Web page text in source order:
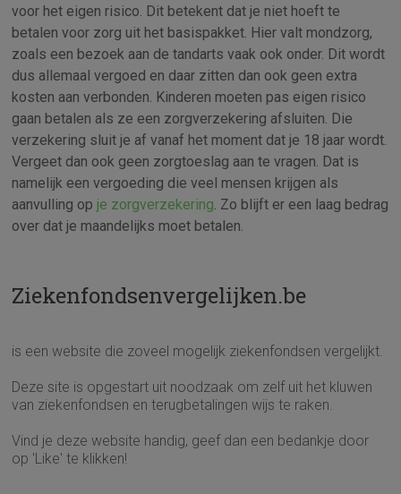
voor het eigen risico. Dit betekent dat je niet hoeft te
betalen voor zorg uit het basispakket. Hier valt mondzorg,
zoals een bezoek aan de tandarts vaak ook onder. Dit wordt
dus allemaal vergoed en daar zitten dan ook geen extra
kosten aan verbonden. Kinderen moeten pas eigen risico
gaan betalen als ze een zorgverzekering afsluiten. Die
verzekering sluit je af vanaf het moment dat je 18 jaar wordt.
Vergeet dan ook geen zorgtoeslag aan te vragen. Dat is
namelijk een vergoeding die veel mensen krijgen als
aanvulling op je zorgverzekering. Zo blijft er een laag bedrag
over dat je maandelijks moet betalen.
Ziekenfondsenvergelijken.be
is een website die zoveel mogelijk ziekenfondsen vergelijkt.
Deze site is opgestart uit noodzaak om zelf uit het kluwen
van ziekenfondsen en terugbetalingen wijs te raken.
Vind je deze website handig, geef dan een bedankje door
op 'Like' te klikken!